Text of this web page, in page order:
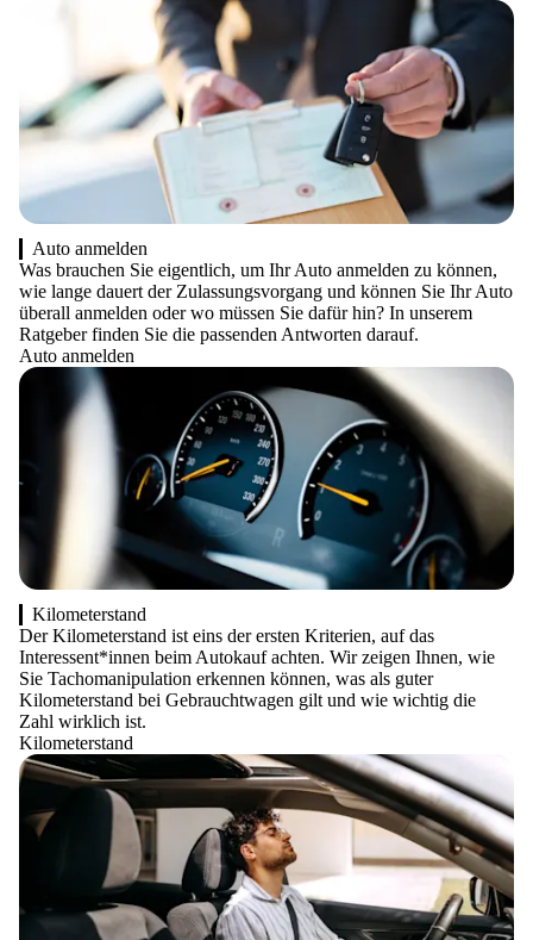
Auto anmelden
Was brauchen Sie eigentlich, um Ihr Auto anmelden zu können,
wie lange dauert der Zulassungsvorgang und können Sie Ihr Auto
überall anmelden oder wo müssen Sie dafür hin? In unserem
Ratgeber finden Sie die passenden Antworten darauf.
Auto anmelden
Kilometerstand
Der Kilometerstand ist eins der ersten Kriterien, auf das
Interessent*innen beim Autokauf achten. Wir zeigen Ihnen, wie
Sie Tachomanipulation erkennen können, was als guter
Kilometerstand bei Gebrauchtwagen gilt und wie wichtig die
Zahl wirklich ist.
Kilometerstand